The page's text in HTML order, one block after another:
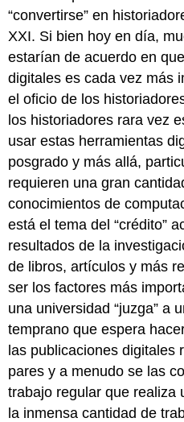
“convertirse” en
XXI. Si bien hoy en día,
estarían de acuerdo en
digitales es cada vez más
el oficio de los
los historiadores rara vez
usar estas herramientas
posgrado y más allá,
requieren una gran
conocimientos de
está el tema del “crédito”
resultados de la
de libros, artículos y más
ser los factores más
una universidad “juzga” a
temprano que espera
las publicaciones digitales
pares y a menudo se las
trabajo regular que realiza
la inmensa cantidad de